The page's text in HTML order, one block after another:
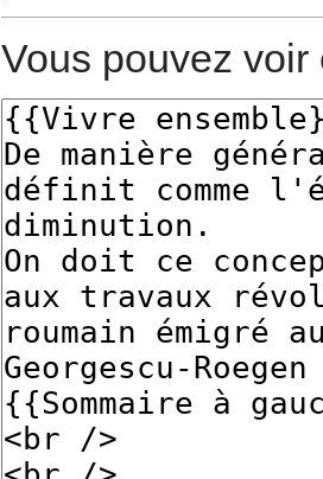
Vous pouvez